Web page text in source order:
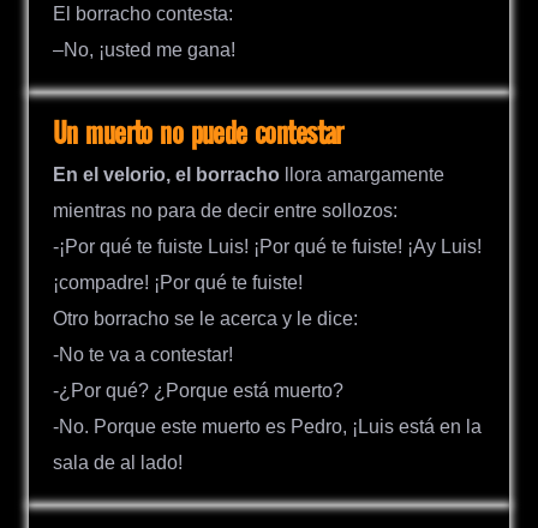
El borracho contesta:
–No, ¡usted me gana!
Un muerto no puede contestar
En el velorio, el borracho llora amargamente
mientras no para de decir entre sollozos:
-¡Por qué te fuiste Luis! ¡Por qué te fuiste! ¡Ay Luis!
¡compadre! ¡Por qué te fuiste!
Otro borracho se le acerca y le dice:
-No te va a contestar!
-¿Por qué? ¿Porque está muerto?
-No. Porque este muerto es Pedro, ¡Luis está en la
sala de al lado!